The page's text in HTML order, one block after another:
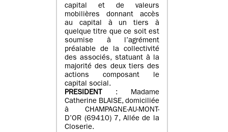
capital et de valeurs
mobilières donnant accès
au capital à un tiers à
quelque titre que ce soit est
soumise à l’agrément
préalable de la collectivité
des associés, statuant à la
majorité des deux tiers des
actions composant le
capital social.
PRESIDENT : Madame
Catherine BLAISE, domiciliée
à CHAMPAGNE-AU-MONT-
D’OR (69410) 7, Allée de la
Closerie.